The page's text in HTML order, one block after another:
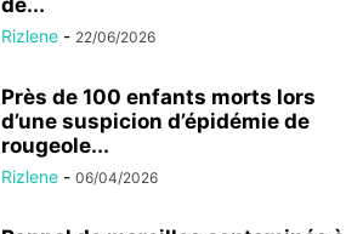
de...
Rizlene - 22/06/2026
Près de 100 enfants morts lors
d’une suspicion d’épidémie de
rougeole...
Rizlene - 06/04/2026